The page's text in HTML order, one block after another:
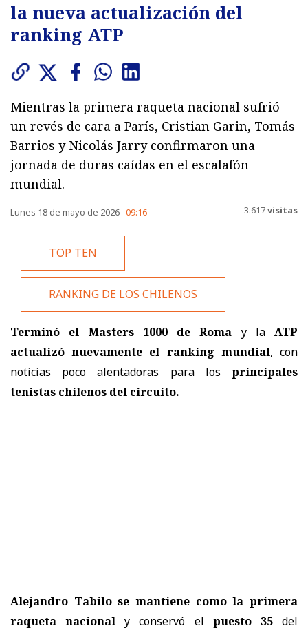
la nueva actualización del
ranking ATP
Mientras la primera raqueta nacional sufrió
un revés de cara a París, Cristian Garin, Tomás
Barrios y Nicolás Jarry confirmaron una
jornada de duras caídas en el escalafón
mundial.
Lunes 18 de mayo de 2026 09:16 3.617visitas
TOP TEN
RANKING DE LOS CHILENOS
Terminó el Masters 1000 de Roma y laATP
actualizó nuevamente el ranking mundial, con
noticias poco alentadoras para los principales
tenistas chilenos del circuito.
Alejandro Tabilo se mantiene como la primera
raqueta nacional y conservó el puesto 35del